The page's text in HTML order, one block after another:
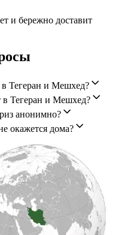
и бережно доставит
в Тегеран и Мешхед?
в Тегеран и Мешхед?
анонимно?
окажется дома?